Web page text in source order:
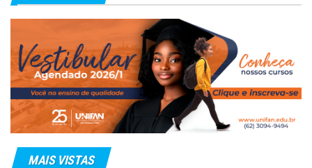
MAIS VISTAS